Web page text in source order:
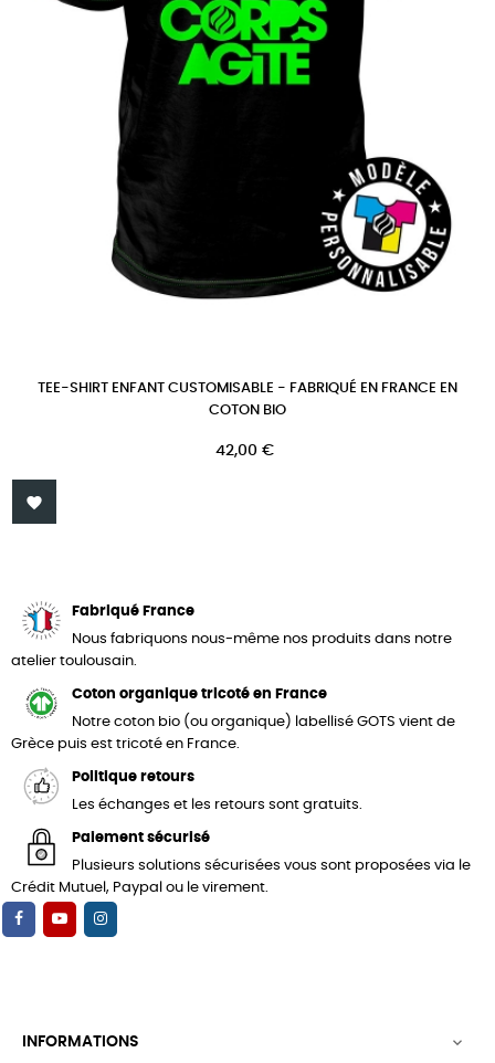
TEE-SHIRT ENFANT CUSTOMISABLE - FABRIQUÉ EN FRANCE EN
COTON BIO
Prix
42,00 €

Fabriqué France
Nous fabriquons nous-même nos produits dans notre
atelier toulousain.
Coton organique tricoté en France
Notre coton bio (ou organique) labellisé GOTS vient de
Grèce puis est tricoté en France.
Politique retours
Les échanges et les retours sont gratuits.
Paiement sécurisé
Plusieurs solutions sécurisées vous sont proposées via le
Crédit Mutuel, Paypal ou le virement.
INFORMATIONS 